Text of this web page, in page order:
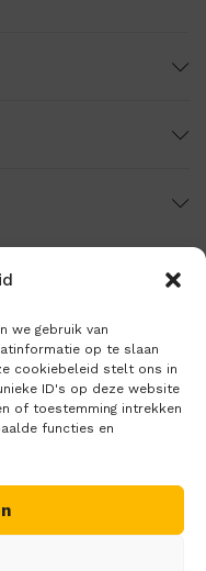
we gebruik van
op te slaan
cookiebeleid stelt ons in
ID's op deze website
of toestemming intrekken
functies en